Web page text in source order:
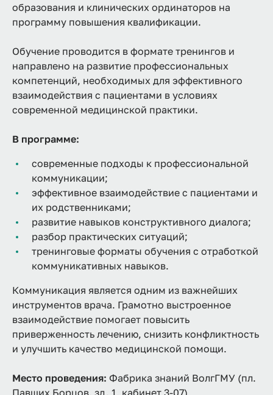
образования и клинических ординаторов на
программу повышения квалификации.
Обучение проводится в формате тренингов и
направлено на развитие профессиональных
компетенций, необходимых для эффективного
взаимодействия с пациентами в условиях
современной медицинской практики.
В программе:
современные подходы к профессиональной
коммуникации;
эффективное взаимодействие с пациентами и
их родственниками;
развитие навыков конструктивного диалога;
разбор практических ситуаций;
тренинговые форматы обучения с отработкой
коммуникативных навыков.
Коммуникация является одним из важнейших
инструментов врача. Грамотно выстроенное
взаимодействие помогает повысить
приверженность лечению, снизить конфликтность
и улучшить качество медицинской помощи.
Место проведения: Фабрика знаний ВолгГМУ (пл.
Павших Борцов, зд. 1, кабинет 3-07)